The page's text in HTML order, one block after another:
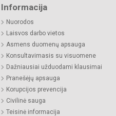
Informacija
Nuorodos
Laisvos darbo vietos
Asmens duomenų apsauga
Konsultavimasis su visuomene
Dažniausiai užduodami klausimai
Pranešėjų apsauga
Korupcijos prevencija
Civilinė sauga
Teisinė informacija